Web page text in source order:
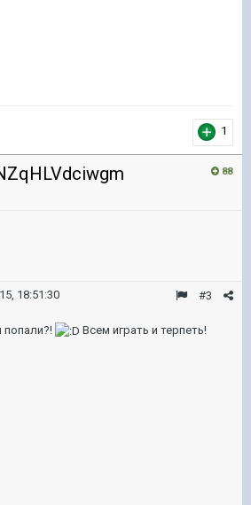
1
88
#3
18:51:30
попали?! Всем играть и терпеть!